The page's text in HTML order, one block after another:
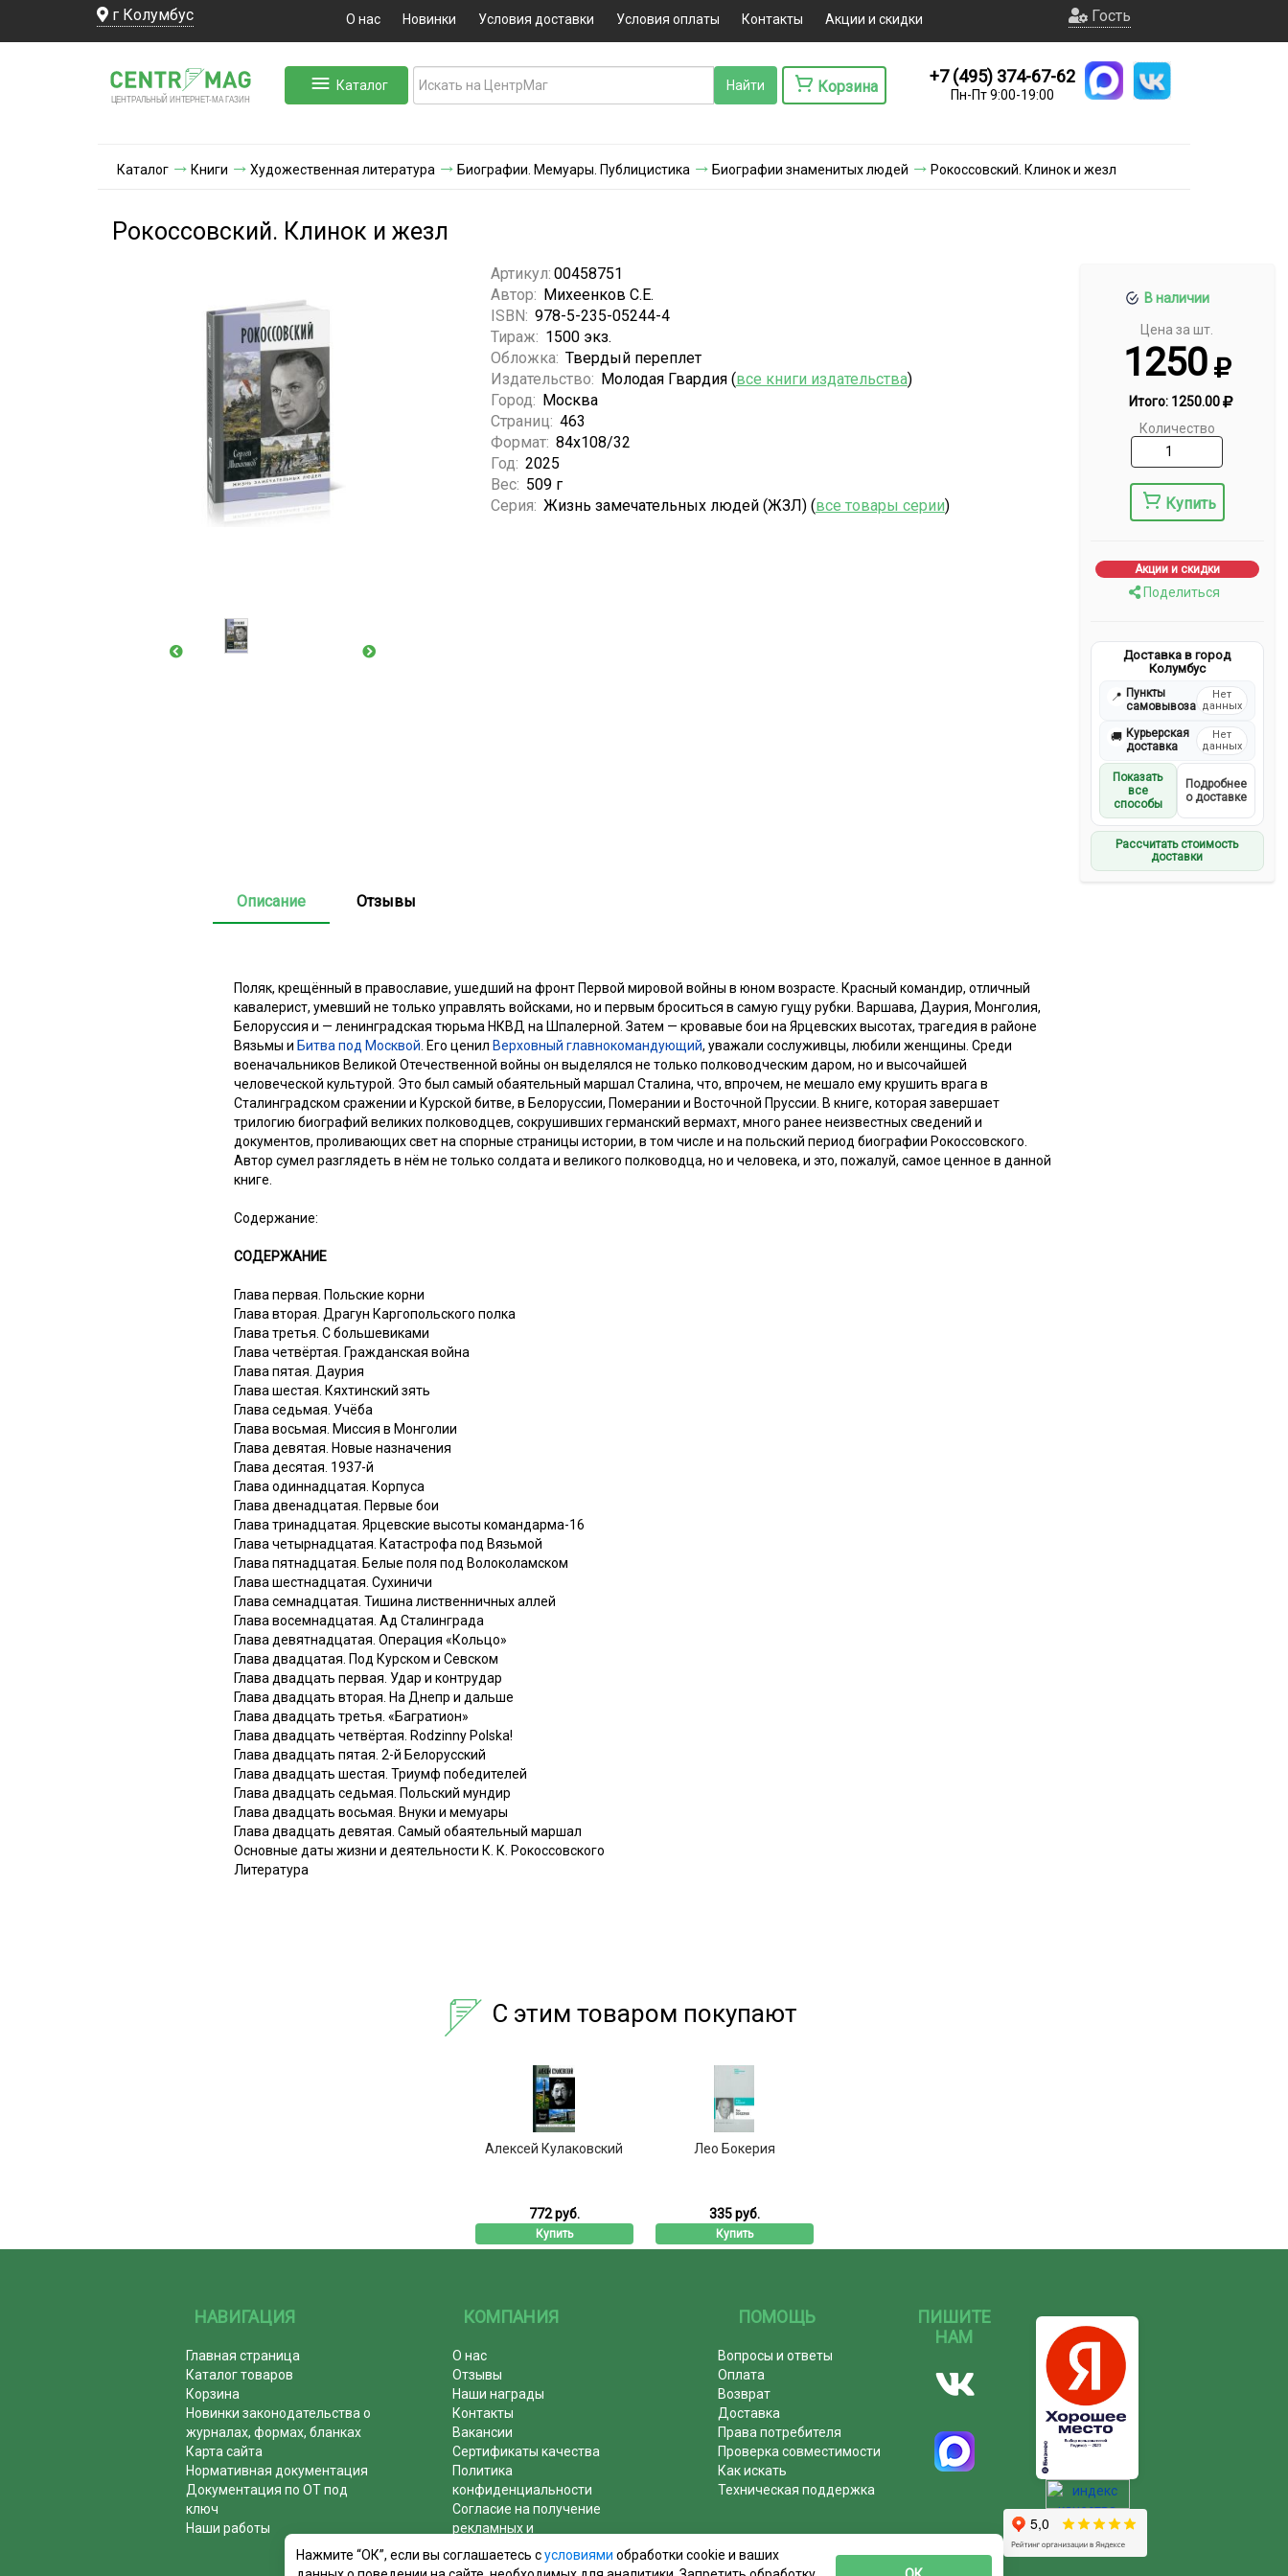
г Колумбус О нас Новинки Условия доставки Условия оплаты Контакты Акции и скидки Гость
ЦЕНТРАЛЬНЫЙ ИНТЕРНЕТ-МА ГАЗИН
Каталог Корзина
+7 (495) 374-67-62
Пн-Пт 9:00-19:00
Каталог Книги Художественная литература Биографии. Мемуары. Публицистика Биографии знаменитых людей Рокоссовский. Клинок и жезл
Рокоссовский. Клинок и жезл
В наличии
Цена за шт.
1250
Итого: 1250.00
Количество
Купить
Акции и скидки
Поделиться
Доставка в город
Колумбус
📍 Пункты
самовывоза
Нет
данных
🚚 Курьерская
доставка
Нет
данных
Показать
все
способы
Подробнее
о доставке
Рассчитать стоимость
доставки
Артикул: 00458751
Автор: Михеенков С.Е.
ISBN: 978-5-235-05244-4
Тираж: 1500 экз.
Обложка: Твердый переплет
Издательство: Молодая Гвардия (все книги издательства)
Город: Москва
Страниц: 463
Формат: 84x108/32
Год: 2025
Вес: 509 г
Серия: Жизнь замечательных людей (ЖЗЛ) (все товары серии)
Описание Отзывы
Поляк, крещённый в православие, ушедший на фронт Первой мировой войны в юном возрасте. Красный командир, отличный
кавалерист, умевший не только управлять войсками, но и первым броситься в самую гущу рубки. Варшава, Даурия, Монголия,
Белоруссия и — ленинградская тюрьма НКВД на Шпалерной. Затем — кровавые бои на Ярцевских высотах, трагедия в районе
Вязьмы и Битва под Москвой . Его ценил Верховный главнокомандующий, уважали сослуживцы, любили женщины. Среди
военачальников Великой Отечественной войны он выделялся не только полководческим даром, но и высочайшей
человеческой культурой. Это был самый обаятельный маршал Сталина, что, впрочем, не мешало ему крушить врага в
Сталинградском сражении и Курской битве, в Белоруссии, Померании и Восточной Пруссии. В книге, которая завершает
трилогию биографий великих полководцев, сокрушивших германский вермахт, много ранее неизвестных сведений и
документов, проливающих свет на спорные страницы истории, в том числе и на польский период биографии Рокоссовского.
Автор сумел разглядеть в нём не только солдата и великого полководца, но и человека, и это, пожалуй, самое ценное в данной
книге.
Содержание:
СОДЕРЖАНИЕ
Глава первая. Польские корни
Глава вторая. Драгун Каргопольского полка
Глава третья. С большевиками
Глава четвёртая. Гражданская война
Глава пятая. Даурия
Глава шестая. Кяхтинский зять
Глава седьмая. Учёба
Глава восьмая. Миссия в Монголии
Глава девятая. Новые назначения
Глава десятая. 1937-й
Глава одиннадцатая. Корпуса
Глава двенадцатая. Первые бои
Глава тринадцатая. Ярцевские высоты командарма-16
Глава четырнадцатая. Катастрофа под Вязьмой
Глава пятнадцатая. Белые поля под Волоколамском
Глава шестнадцатая. Сухиничи
Глава семнадцатая. Тишина лиственничных аллей
Глава восемнадцатая. Ад Сталинграда
Глава девятнадцатая. Операция «Кольцо»
Глава двадцатая. Под Курском и Севском
Глава двадцать первая. Удар и контрудар
Глава двадцать вторая. На Днепр и дальше
Глава двадцать третья. «Багратион»
Глава двадцать четвёртая. Rodzinny Polska!
Глава двадцать пятая. 2-й Белорусский
Глава двадцать шестая. Триумф победителей
Глава двадцать седьмая. Польский мундир
Глава двадцать восьмая. Внуки и мемуары
Глава двадцать девятая. Самый обаятельный маршал
Основные даты жизни и деятельности К. К. Рокоссовского
Литература
С этим товаром покупают
Алексей Кулаковский
772 руб.
Купить
Лео Бокерия
335 руб.
Купить
НАВИГАЦИЯ
Главная страница
Каталог товаров
Корзина
Новинки законодательства о
журналах, формах, бланках
Карта сайта
Нормативная документация
Документация по ОТ под
ключ
Наши работы
КОМПАНИЯ
О нас
Отзывы
Наши награды
Контакты
Вакансии
Сертификаты качества
Политика
конфиденциальности
Согласие на получение
рекламных и
информационных рассылок
Почему журналы покупают у
ПОМОЩЬ
Вопросы и ответы
Оплата
Возврат
Доставка
Права потребителя
Проверка совместимости
Как искать
Техническая поддержка
ПИШИТЕ
НАМ
Нажмите “ОК”, если вы соглашаетесь сусловиями обработки cookie и ваших